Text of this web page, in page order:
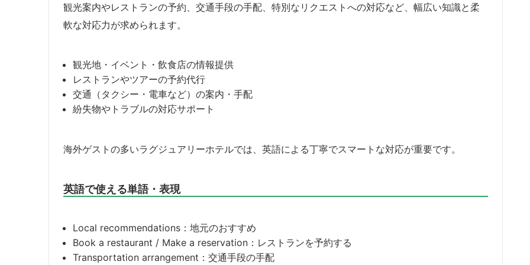
観光案内やレストランの予約、交通手段の手配、特別なリクエストへの対応など、幅広い知識と柔
軟な対応力が求められます。
観光地・イベント・飲食店の情報提供
レストランやツアーの予約代行
交通（タクシー・電車など）の案内・手配
紛失物やトラブルの対応サポート
海外ゲストの多いラグジュアリーホテルでは、英語による丁寧でスマートな対応が重要です。
英語で使える単語・表現
Local recommendations：地元のおすすめ
Book a restaurant / Make a reservation：レストランを予約する
Transportation arrangement：交通手段の手配